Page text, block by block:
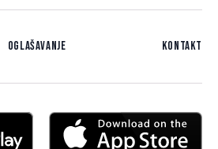
Oglašavanje Kontakt